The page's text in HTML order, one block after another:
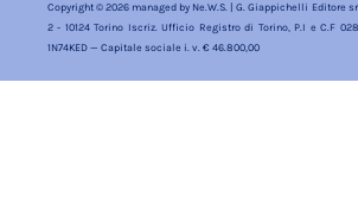
Copyright © 2026 managed by Ne.W.S. | G. Giappichelli Editore
2 - 10124 Torino Iscriz. Ufficio Registro di Torino, P.I e C.F
1N74KED — Capitale sociale i. v. € 46.800,00